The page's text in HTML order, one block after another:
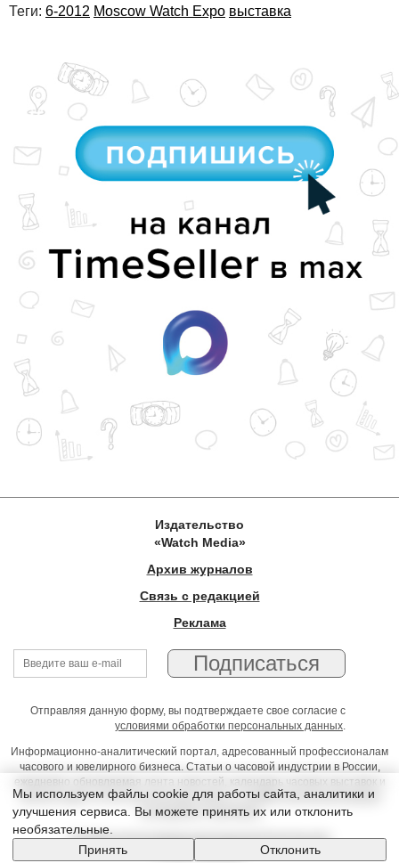
Теги: 6-2012 Moscow Watch Expo выставка
Издательство
«Watch Media»
Архив журналов
Связь с редакцией
Реклама
Отправляя данную форму, вы подтверждаете свое согласие с
условиями обработки персональных данных.
Информационно-аналитический портал, адресованный профессионалам
часового и ювелирного бизнеса. Статьи о часовой индустрии в России,
ежедневно обновляемая лента новостей, календарь часовых выставок и
презентаций, on-line консультации юриста, профессиональный форум
часовщиков и ювелиров
Условия использования материалов Издательства
Мы используем файлы cookie для работы сайта, аналитики и
улучшения сервиса. Вы можете принять их или отклонить
необязательные.
Принять
Отклонить